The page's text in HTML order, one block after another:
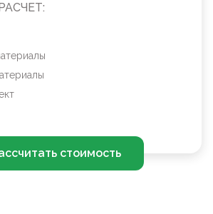
стоимость